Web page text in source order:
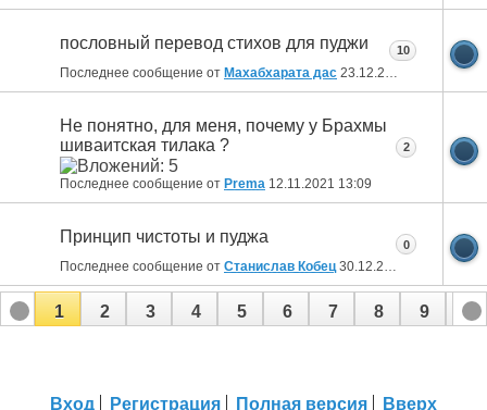
пословный перевод стихов для пуджи
Последнее сообщение от Махабхарата дас 23.12.2021
10
Не понятно, для меня, почему у Брахмы
шиваитская тилака ?
Последнее сообщение от Prema 12.11.2021 13:09
2
Принцип чистоты и пуджа
Последнее сообщение от Станислав Кобец30.12.2019
0
1 2 3 4 5 6 7 8 9 10
Вход Регистрация Полная версия Вверх